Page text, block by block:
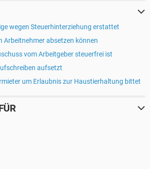
wegen Steuerhinterziehung erstattet
Arbeitnehmer absetzen können
vom Arbeitgeber steuerfrei ist
aufsetzt
um Erlaubnis zur Haustierhaltung bittet